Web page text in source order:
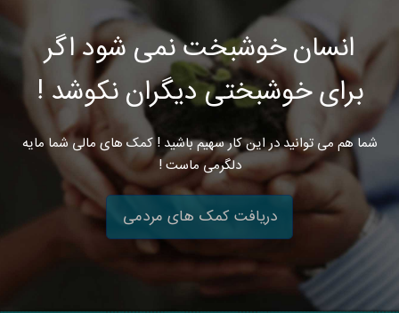
انسان خوشبخت نمی شود اگر
برای خوشبختی دیگران نکوشد !
شما هم می توانید در این کار سهیم باشید ! کمک های مالی شما مایه
دلگرمی ماست !
دریافت کمک های مردمی